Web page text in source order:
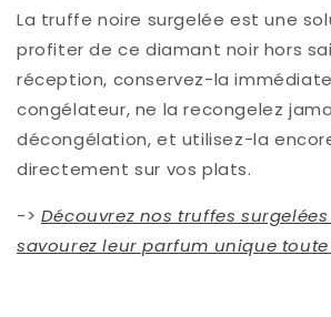
La truffe noire surgelée est une
profiter de ce diamant noir hors
réception, conservez-la
congélateur, ne la recongelez
décongélation, et utilisez-la
directement sur vos plats.
-> Découvrez nos truffes
savourez leur parfum unique